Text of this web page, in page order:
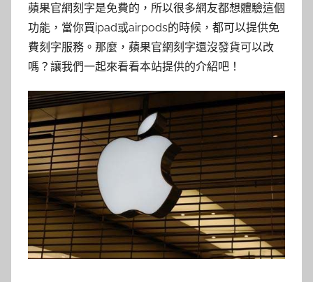
蘋果官網刻字是免費的，所以很多網友都想體驗這個
功能，當你買ipad或airpods的時候，都可以提供免
費刻字服務。那麼，蘋果官網刻字還沒發貨可以改
嗎？讓我們一起來看看本站提供的介紹吧！